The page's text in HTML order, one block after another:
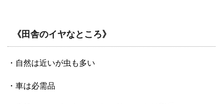
《田舎のイヤなところ》
・自然は近いが虫も多い
・車は必需品